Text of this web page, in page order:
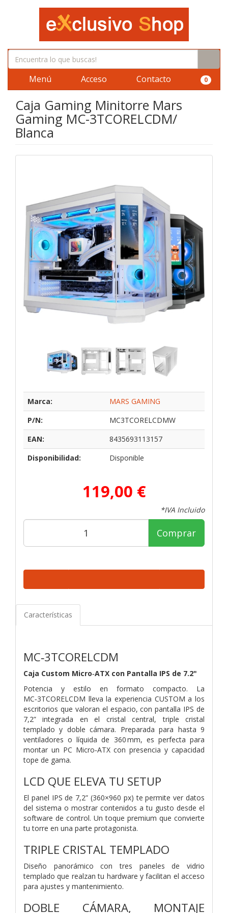
Menú Acceso Contacto 0
Caja Gaming Minitorre Mars
Gaming MC-3TCORELCDM/
Blanca
Marca:
MARS GAMING
P/N:
MC3TCORELCDMW
EAN:
8435693113157
Disponibilidad:
Disponible
119,00 €
*IVA Incluido
Comprar
Características
MC‑3TCORELCDM
Caja Custom Micro‑ATX con Pantalla IPS de 7.2"
Potencia y estilo en formato compacto. La
MC‑3TCORELCDM lleva la experiencia CUSTOM a los
escritorios que valoran el espacio, con pantalla IPS de
7,2” integrada en el cristal central, triple cristal
templado y doble cámara. Preparada para hasta 9
ventiladores o líquida de 360 mm, es perfecta para
montar un PC Micro‑ATX con presencia y capacidad
tope de gama.
LCD QUE ELEVA TU SETUP
El panel IPS de 7,2” (360×960 px) te permite ver datos
del sistema o mostrar contenidos a tu gusto desde el
software de control. Un toque premium que convierte
tu torre en una parte protagonista.
TRIPLE CRISTAL TEMPLADO
Diseño panorámico con tres paneles de vidrio
templado que realzan tu hardware y facilitan el acceso
para ajustes y mantenimiento.
DOBLE CÁMARA, MONTAJE